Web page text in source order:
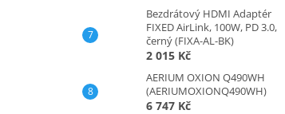
Bezdrátový HDMI Adaptér
FIXED AirLink, 100W, PD 3.0,
černý (FIXA-AL-BK)
2 015 Kč
AERIUM OXION Q490WH
(AERIUMOXIONQ490WH)
6 747 Kč